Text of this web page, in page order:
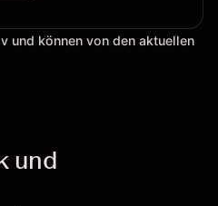
und können von den aktuellen
und